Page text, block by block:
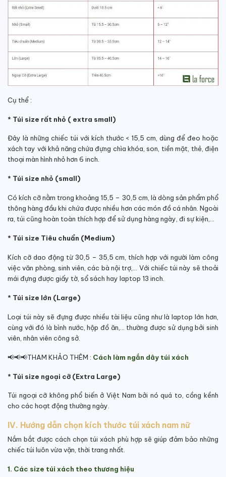
Cụ thể :
* Túi size rất nhỏ ( extra small)
Đây là những chiếc túi với kích thước < 15,5 cm, dùng để đeo hoặc
xách tay với khả năng chứa đựng chìa khóa, son, tiền mặt, thẻ, điện
thoại màn hình nhỏ hơn 6 inch.
* Túi size nhỏ (small)
Có kích cỡ nằm trong khoảng 15,5 – 30,5 cm, là dòng sản phẩm phổ
thông hàng đầu khi chứa được nhiều hơn các món đồ cá nhân. Ngoài
ra, túi cũng hoàn toàn thích hợp để sử dụng hàng ngày, đi sự kiện,…
* Túi size Tiêu chuẩn (Medium)
Kích cỡ dao động từ 30,5 – 35,5 cm, thích hợp với người làm công
việc văn phòng, sinh viên, các bà nội trợ,… Với chiếc túi này sẽ thoải
mái đựng được giấy tờ, sổ sách hay laptop 13 inch.
* Túi size lớn (Large)
Loại túi này sẽ đựng được nhiều tài liệu cũng như là laptop lớn hơn,
cùng với đó là bình nước, hộp đồ ăn,… thường được sử dụng bởi sinh
viên, nhân viên công sở.
📢📢📢THAM KHẢO THÊM : Cách làm ngắn dây túi xách
* Túi size ngoại cỡ (Extra Large)
Túi ngoại cỡ không phổ biến ở Việt Nam bởi nó quá to, cồng kềnh
cho các hoạt động thường ngày.
IV. Hướng dẫn chọn kích thước túi xách nam nữ
Nắm bắt được cách chọn túi xách phù hợp sẽ giúp đảm bảo những
chiếc túi luôn vừa vặn, thời trang nhất.
1. Các size túi xách theo thương hiệu